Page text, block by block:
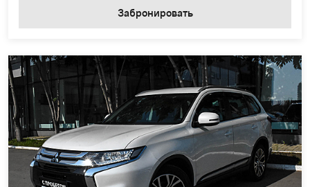
Забронировать